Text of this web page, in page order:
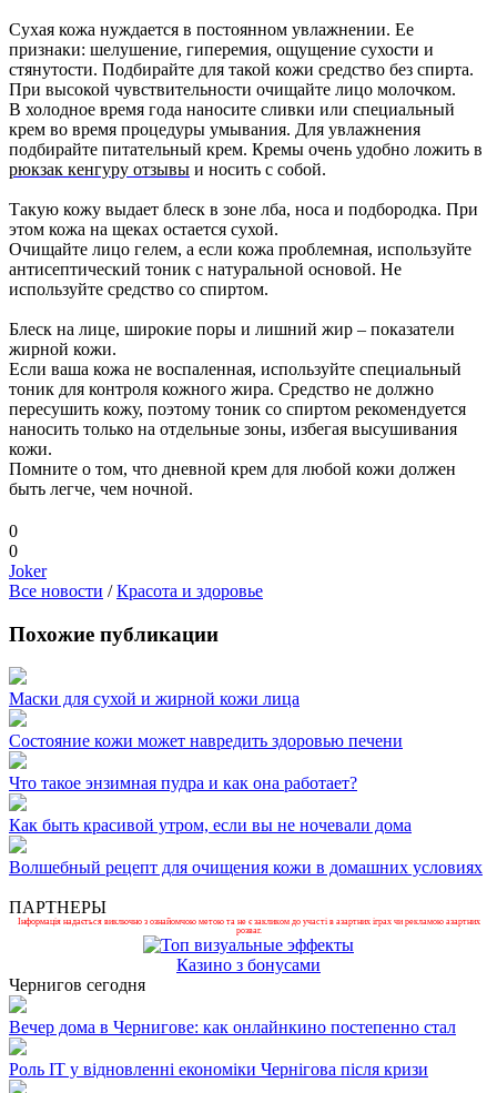
Сухая кожа нуждается в постоянном увлажнении. Ее
признаки: шелушение, гиперемия, ощущение сухости и
стянутости. Подбирайте для такой кожи средство без спирта.
При высокой чувствительности очищайте лицо молочком.
В холодное время года наносите сливки или специальный
крем во время процедуры умывания. Для увлажнения
подбирайте питательный крем. Кремы очень удобно ложить в
рюкзак кенгуру отзывы и носить с собой.
Такую кожу выдает блеск в зоне лба, носа и подбородка. При
этом кожа на щеках остается сухой.
Очищайте лицо гелем, а если кожа проблемная, используйте
антисептический тоник с натуральной основой. Не
используйте средство со спиртом.
Блеск на лице, широкие поры и лишний жир – показатели
жирной кожи.
Если ваша кожа не воспаленная, используйте специальный
тоник для контроля кожного жира. Средство не должно
пересушить кожу, поэтому тоник со спиртом рекомендуется
наносить только на отдельные зоны, избегая высушивания
кожи.
Помните о том, что дневной крем для любой кожи должен
быть легче, чем ночной.
0
0
Joker
Все новости /Красота и здоровье
Похожие публикации
Маски для сухой и жирной кожи лица
Состояние кожи может навредить здоровью печени
Что такое энзимная пудра и как она работает?
Как быть красивой утром, если вы не ночевали дома
Волшебный рецепт для очищения кожи в домашних условиях
ПАРТНЕРЫ
Інформація надається виключно з ознайомчою метою та не є закликом до участі в азартних іграх чи рекламою азартних
розваг.
Казино з бонусами
Чернигов сегодня
Вечер дома в Чернигове: как онлайнкино постепенно стал
Роль ІТ у відновленні економіки Чернігова після кризи